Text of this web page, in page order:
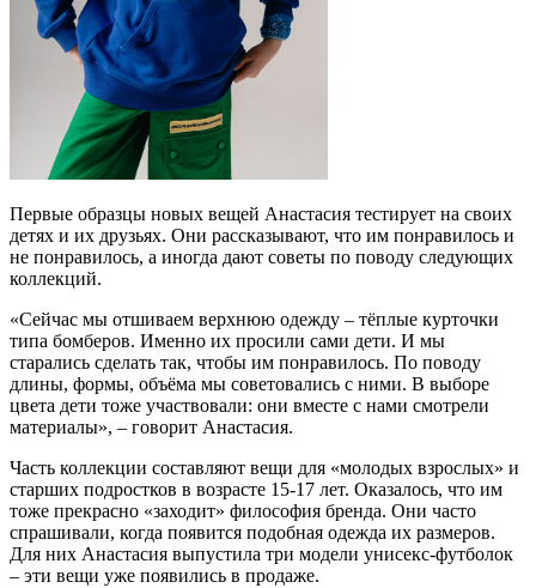
Первые образцы новых вещей Анастасия тестирует на своих
детях и их друзьях. Они рассказывают, что им понравилось и
не понравилось, а иногда дают советы по поводу следующих
коллекций.
«Сейчас мы отшиваем верхнюю одежду – тёплые курточки
типа бомберов. Именно их просили сами дети. И мы
старались сделать так, чтобы им понравилось. По поводу
длины, формы, объёма мы советовались с ними. В выборе
цвета дети тоже участвовали: они вместе с нами смотрели
материалы», – говорит Анастасия.
Часть коллекции составляют вещи для «молодых взрослых» и
старших подростков в возрасте 15-17 лет. Оказалось, что им
тоже прекрасно «заходит» философия бренда. Они часто
спрашивали, когда появится подобная одежда их размеров.
Для них Анастасия выпустила три модели унисекс-футболок
– эти вещи уже появились в продаже.